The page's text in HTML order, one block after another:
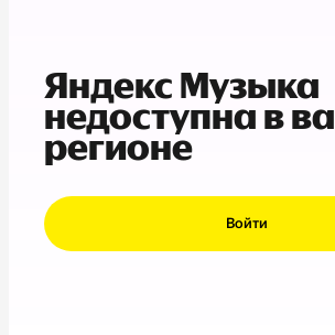
Яндекс Музыка
недоступна в
регионе
Войти